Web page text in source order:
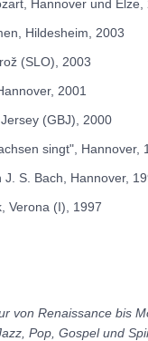
Hannover und Elze,
Hildesheim, 2003
(SLO), 2003
2001
(GBJ), 2000
singt", Hannover,
S. Bach, Hannover,
Verona (I), 1997
von Renaissance bis
Pop, Gospel und